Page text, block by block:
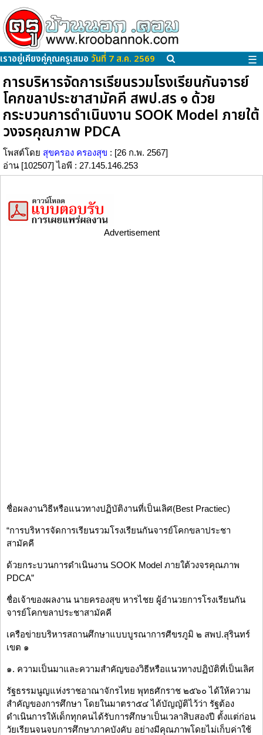
เราอยู่เคียงคู่คุณครูเสมอ วันที่ 7 ส.ค. 2569 ☰
การบริหารจัดการเรียนรวมโรงเรียนกันจารย์
โคกขลาประชาสามัคคี สพป.สร ๑ ด้วย
กระบวนการดำเนินงาน SOOK Model ภายใต้
วงจรคุณภาพ PDCA
โพสต์โดย สุขครอง ครองสุข : [26 ก.พ. 2567]
อ่าน [102507] ไอพี : 27.145.146.253
Advertisement
ชื่อผลงานวิธีหรือแนวทางปฏิบัติงานที่เป็นเลิศ(Best Practiec)
“การบริหารจัดการเรียนรวมโรงเรียนกันจารย์โคกขลาประชา
สามัคคี
ด้วยกระบวนการดำเนินงาน SOOK Model ภายใต้วงจรคุณภาพ
PDCA”
ชื่อเจ้าของผลงาน นายครองสุข หารไชย ผู้อำนวยการโรงเรียนกัน
จารย์โคกขลาประชาสามัคคี
เครือข่ายบริหารสถานศึกษาแบบบูรณาการศีขรภูมิ ๒ สพป.สุรินทร์
เขต ๑
๑. ความเป็นมาและความสำคัญของวิธีหรือแนวทางปฏิบัติที่เป็นเลิศ
รัฐธรรมนูญแห่งราชอาณาจักรไทย พุทธศักราช ๒๕๖๐ ได้ให้ความ
สำคัญของการศึกษา โดยในมาตรา๕๔ ได้บัญญัติไว้ว่า รัฐต้อง
ดำเนินการให้เด็กทุกคนได้รับการศึกษาเป็นเวลาสิบสองปี ตั้งแต่ก่อน
วัยเรียนจนจบการศึกษาภาคบังคับ อย่างมีคุณภาพโดยไม่เก็บค่าใช้